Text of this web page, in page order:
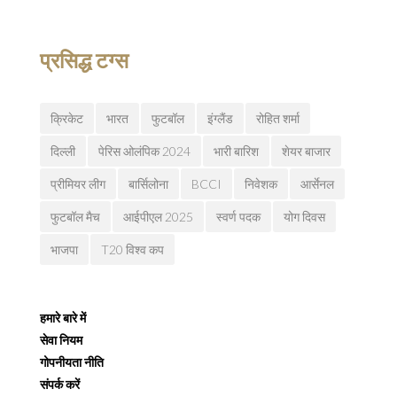
प्रसिद्ध टग्स
क्रिकेट भारत फुटबॉल इंग्लैंड रोहित शर्मा
दिल्ली पेरिस ओलंपिक 2024 भारी बारिश शेयर बाजार
प्रीमियर लीग बार्सिलोना BCCI निवेशक आर्सेनल
फुटबॉल मैच आईपीएल 2025 स्वर्ण पदक योग दिवस
भाजपा T20 विश्व कप
हमारे बारे में
सेवा नियम
गोपनीयता नीति
संपर्क करें